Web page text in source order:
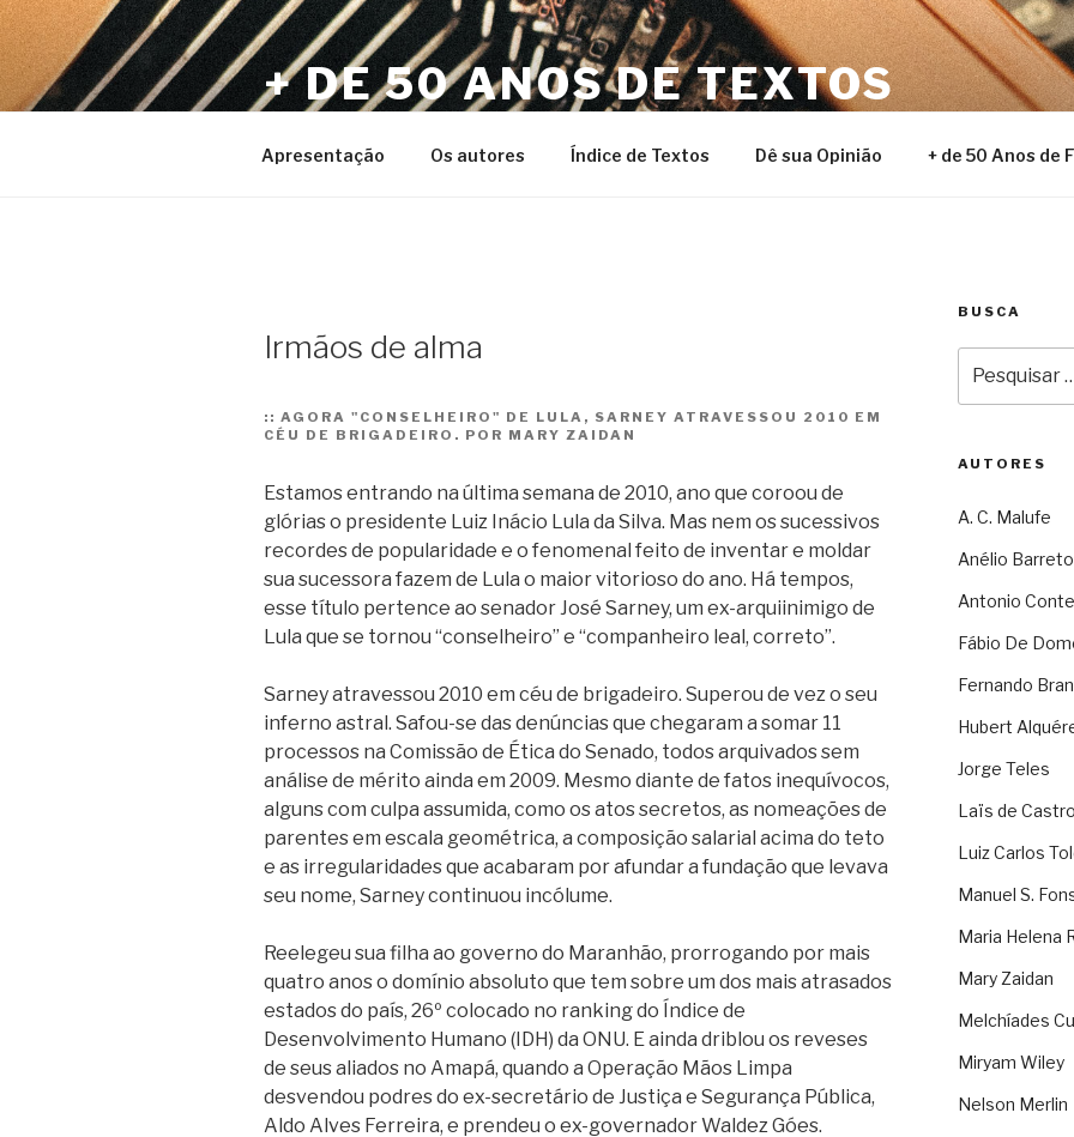
Pular
para
o
conteúdo
+ DE 50 ANOS DE TEXTOS
Apresentação Os autores Índice de Textos Dê sua Opinião + de 50 Anos de
Irmãos de alma
:: AGORA "CONSELHEIRO" DE LULA, SARNEY ATRAVESSOU 2010 EM
CÉU DE BRIGADEIRO. POR MARY ZAIDAN
Estamos entrando na última semana de 2010, ano que coroou de
glórias o presidente Luiz Inácio Lula da Silva. Mas nem os sucessivos
recordes de popularidade e o fenomenal feito de inventar e moldar
sua sucessora fazem de Lula o maior vitorioso do ano. Há tempos,
esse título pertence ao senador José Sarney, um ex-arquiinimigo de
Lula que se tornou “conselheiro” e “companheiro leal, correto”.
Sarney atravessou 2010 em céu de brigadeiro. Superou de vez o seu
inferno astral. Safou-se das denúncias que chegaram a somar 11
processos na Comissão de Ética do Senado, todos arquivados sem
análise de mérito ainda em 2009. Mesmo diante de fatos inequívocos,
alguns com culpa assumida, como os atos secretos, as nomeações de
parentes em escala geométrica, a composição salarial acima do teto
e as irregularidades que acabaram por afundar a fundação que levava
seu nome, Sarney continuou incólume.
Reelegeu sua filha ao governo do Maranhão, prorrogando por mais
quatro anos o domínio absoluto que tem sobre um dos mais atrasados
estados do país, 26º colocado no ranking do Índice de
Desenvolvimento Humano (IDH) da ONU. E ainda driblou os reveses
de seus aliados no Amapá, quando a Operação Mãos Limpa
desvendou podres do ex-secretário de Justiça e Segurança Pública,
Aldo Alves Ferreira, e prendeu o ex-governador Waldez Góes.
BUSCA
por:
AUTORES
A. C. Malufe
Anélio Barreto
Antonio
Fábio De
Fernando
Hubert
Jorge Teles
Laïs de Castro
Luiz Carlos
Manuel S.
Maria Helena
Mary Zaidan
Melchíades
Miryam Wiley
Nelson Merlin